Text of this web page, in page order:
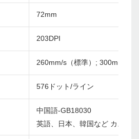
72mm
203DPI
260mm/s（標準）; 300mm/s
576ドット/ライン
中国語-GB18030
英語、日本、韓国など カスタ